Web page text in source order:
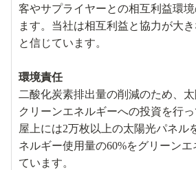
客やサプライヤーとの相互利益環
ます。当社は相互利益と協力が大
と信じています。
環境責任
二酸化炭素排出量の削減のため、
クリーンエネルギーへの投資を行
屋上には2万枚以上の太陽光パネル
ネルギー使用量の60%をグリーン
ています。